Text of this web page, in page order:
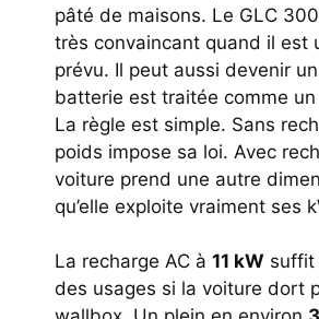
pâté de maisons. Le GLC
très convaincant quand il est
prévu. Il peut aussi devenir
batterie est traitée comme
La règle est simple. Sans
poids impose sa loi. Avec
voiture prend une autre
qu’elle exploite vraiment ses
La recharge AC à 11 kW suffit
des usages si la voiture dort